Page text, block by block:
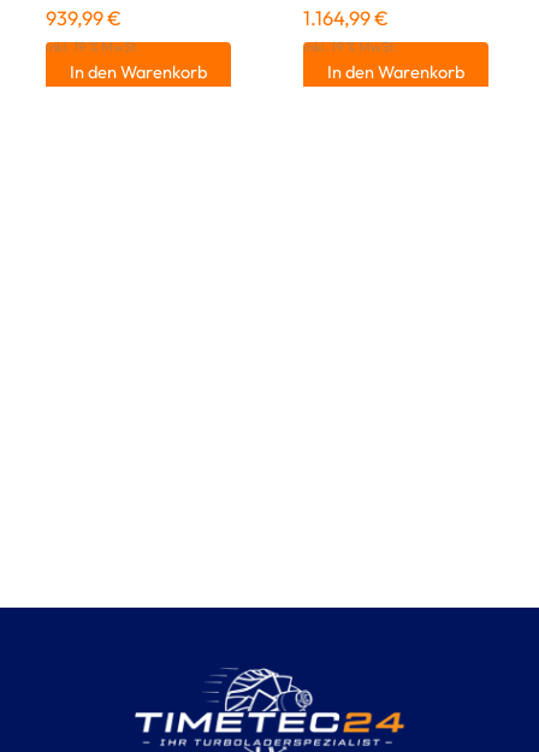
939,99€
inkl. 19 % MwSt.
In den Warenkorb
1.164,99€
inkl. 19 % MwSt.
In den Warenkorb